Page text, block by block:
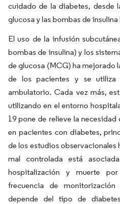
cuidado de la diabetes, desde
glucosa y las bombas de
El uso de la infusión
bombas de insulina) y los
de glucosa (MCG) ha mejorado
de los pacientes y se utiliza
ambulatorio. Cada vez más,
utilizando en el entorno
19 pone de relieve la
en pacientes con diabetes,
de los estudios observacionales
mal controlada está
hospitalización y muerte
frecuencia de
depende del tipo de